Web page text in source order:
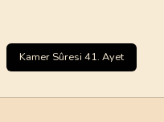
Kamer Sûresi 41. Ayet